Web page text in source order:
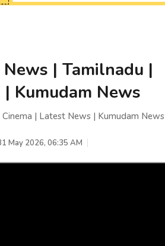
| Tamilnadu |
Kumudam News
| Latest News | Kumudam News
May 2026, 06:35 AM